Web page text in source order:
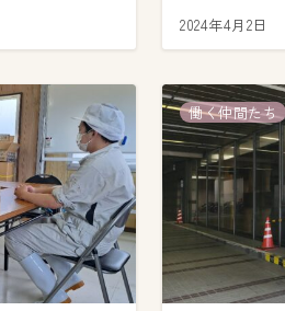
2024年4月2日
働く仲間たち